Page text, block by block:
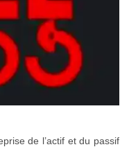
de l’actif et du passif